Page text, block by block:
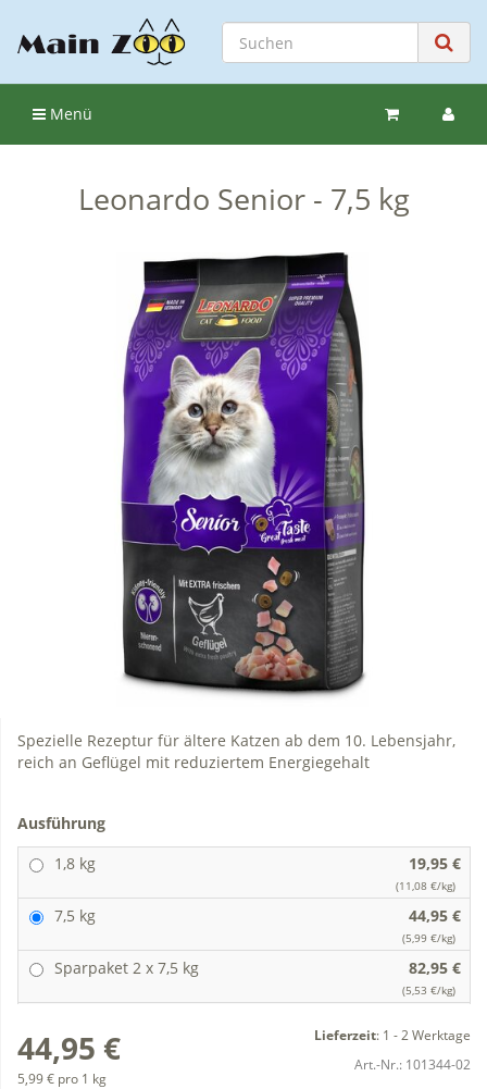
Menü
Leonardo Senior - 7,5 kg
Spezielle Rezeptur für ältere Katzen ab dem 10. Lebensjahr,
reich an Geflügel mit reduziertem Energiegehalt
Ausführung
1,8 kg
19,95 €
(11,08 €/kg)
7,5 kg 44,95 €
(5,99 €/kg)
Sparpaket 2 x 7,5 kg 82,95 €
(5,53 €/kg)
44,95 €
5,99 € pro 1 kg
Lieferzeit: 1 - 2 Werktage
Art.-Nr.: 101344-02